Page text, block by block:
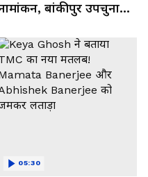
बांकीपुर उपचुनाव
05:30